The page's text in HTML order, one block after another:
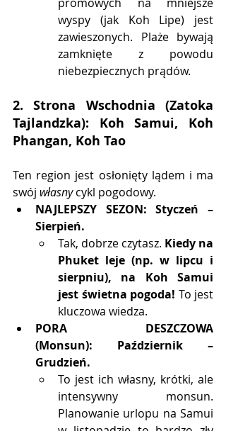
wyspy (jak Koh Lipe) jest
zawieszonych. Plaże bywają
zamknięte z powodu
niebezpiecznych prądów.
2. Strona Wschodnia (Zatoka
Tajlandzka): Koh Samui, Koh
Phangan, Koh Tao
Ten region jest osłonięty lądem i ma
swój własny cykl pogodowy.
NAJLEPSZY SEZON:
Styczeń –
Sierpień.
Tak, dobrze czytasz. Kiedy na
Phuket leje (np. w lipcu i
sierpniu), na Koh Samui
jest świetna pogoda! To jest
kluczowa wiedza.
PORA DESZCZOWA
(Monsun):
Październik –
Grudzień.
To jest ich własny, krótki, ale
intensywny monsun.
Planowanie urlopu na Samui